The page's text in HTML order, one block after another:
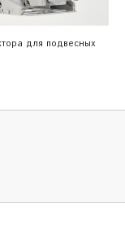
для подвесных